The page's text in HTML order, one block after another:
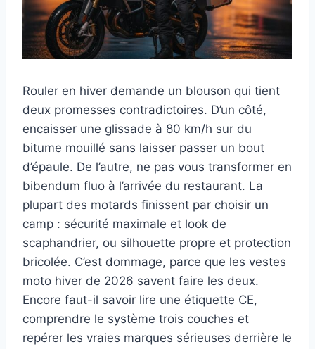
Rouler en hiver demande un blouson qui tient
deux promesses contradictoires. D’un côté,
encaisser une glissade à 80 km/h sur du
bitume mouillé sans laisser passer un bout
d’épaule. De l’autre, ne pas vous transformer en
bibendum fluo à l’arrivée du restaurant. La
plupart des motards finissent par choisir un
camp : sécurité maximale et look de
scaphandrier, ou silhouette propre et protection
bricolée. C’est dommage, parce que les vestes
moto hiver de 2026 savent faire les deux.
Encore faut-il savoir lire une étiquette CE,
comprendre le système trois couches et
repérer les vraies marques sérieuses derrière le